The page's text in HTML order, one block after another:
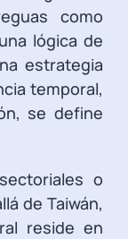
como
lógica de
estrategia
temporal,
se define
o
de Taiwán,
reside en